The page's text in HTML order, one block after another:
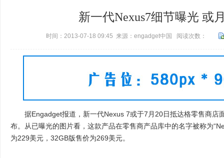
新一代Nexus7细节曝光 或
时间：2013-07-18 09:45 来源：engadget中国 阅读次数：
据Engadget报道，新一代Nexus 7或于7月20日抵达格零售商店
布。从已曝光的图片看，这款产品在零售商产品库中的名字被称为
为229美元，32GB版售价为269美元。